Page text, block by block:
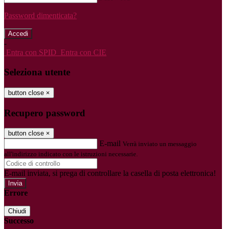
Password dimenticata?
-
Entra con SPID Entra con CIE
Seleziona utente
button close ×
Recupero password
button close ×
E-mail Verrà inviato un messaggio
all'indirizzo indicato con le istruzioni necessarie.
E-mail inviata, si prega di controllare la casella di posta elettronica!
Errore
Chiudi
Successo